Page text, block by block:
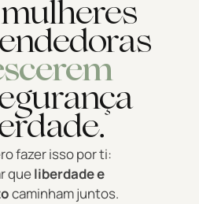
fazer isso por ti:
queliberdade e
caminham juntos.